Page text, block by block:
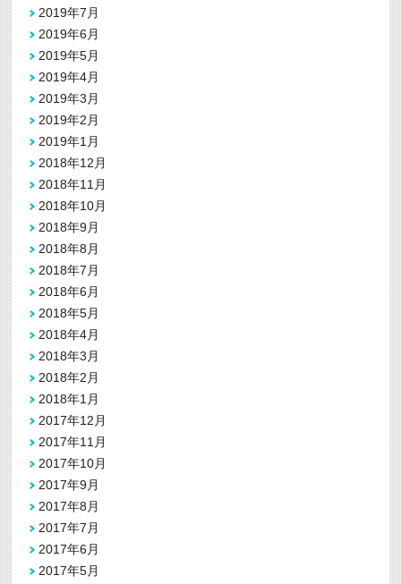
2019年7月
2019年6月
2019年5月
2019年4月
2019年3月
2019年2月
2019年1月
2018年12月
2018年11月
2018年10月
2018年9月
2018年8月
2018年7月
2018年6月
2018年5月
2018年4月
2018年3月
2018年2月
2018年1月
2017年12月
2017年11月
2017年10月
2017年9月
2017年8月
2017年7月
2017年6月
2017年5月